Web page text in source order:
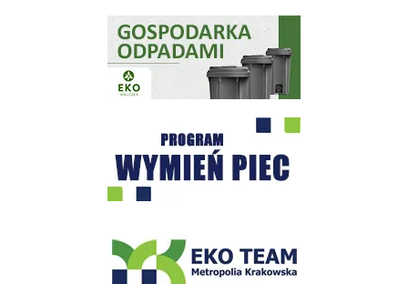
Gospodarka odpadami na terenie Miasta i Gminy Wieliczka
Program "Czyste Powietrze" - Wieliczka